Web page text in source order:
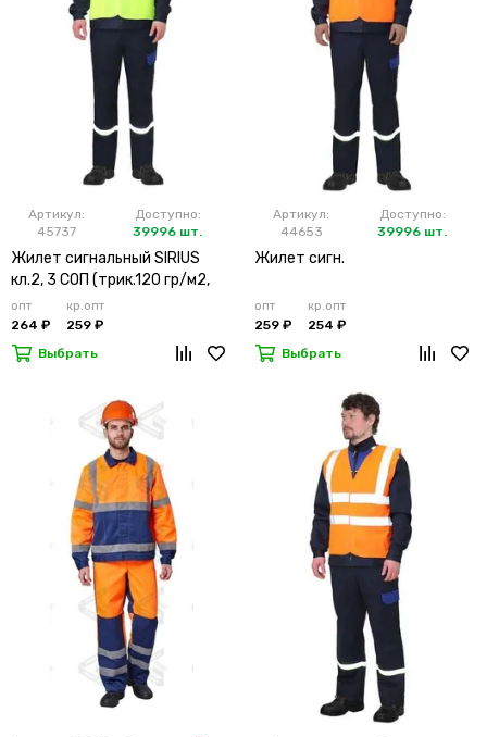
Артикул:
45737
Доступно:
39996 шт.
Жилет сигнальный SIRIUS
кл.2, 3 СОП (трик.120 гр/м2,
карманы) лимонный
опт
264 ₽
кр.опт
259 ₽
Выбрать
Артикул:
44653
Доступно:
39996 шт.
Жилет сигн.
опт
259 ₽
кр.опт
254 ₽
Выбрать